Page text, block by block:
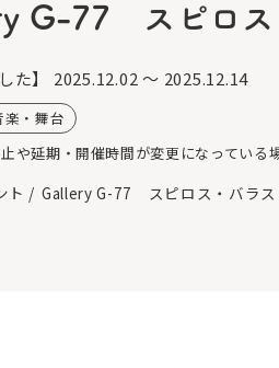
G-77 スピロス
た】 2025.12.02 ～ 2025.12.14
楽・舞台
や延期・開催時間が変更になっている
ト Gallery G-77 スピロス・バラス